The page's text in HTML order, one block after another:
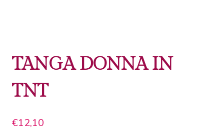
TANGA DONNA IN
TNT
€12,10